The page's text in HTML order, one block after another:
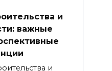
и
важные
и